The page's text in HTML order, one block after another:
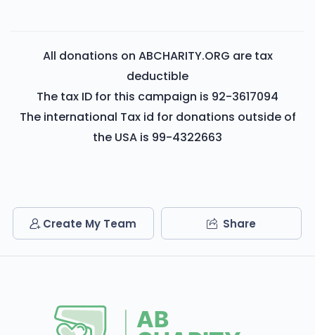
All donations on ABCHARITY.ORG are tax
deductible
The tax ID for this campaign is 92-3617094
The international Tax id for donations outside of
the USA is 99-4322663
Create My Team Share